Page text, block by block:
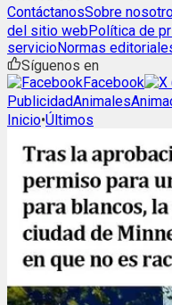
ContáctanosSobre
del sitio webPolítica de
servicioNormas
Síguenos en
Facebook
PublicidadAnimales
Inicio•Últimos